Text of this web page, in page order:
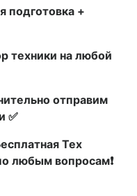
подготовка +
техники на любой
отправим
✅
Тех
любым вопросам❗